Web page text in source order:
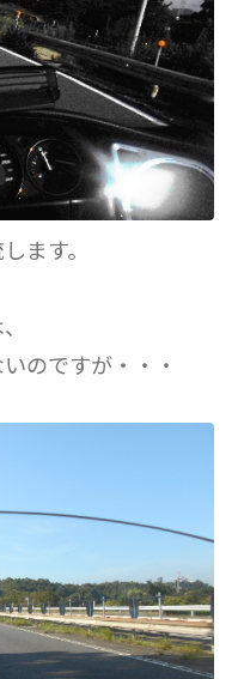
ます。
のですが・・・